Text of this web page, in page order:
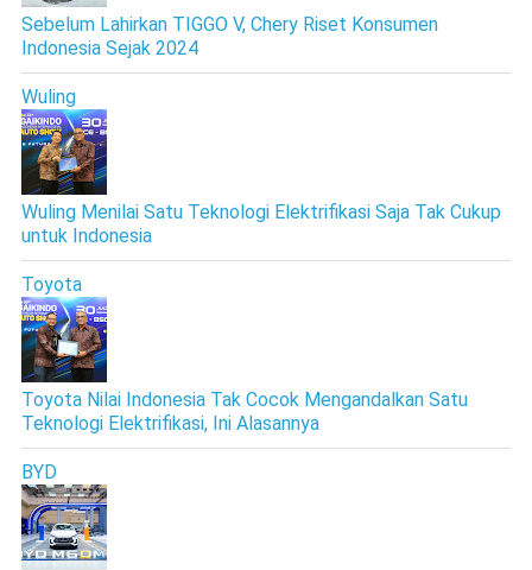
Sebelum Lahirkan TIGGO V, Chery Riset Konsumen
Indonesia Sejak 2024
Wuling
Wuling Menilai Satu Teknologi Elektrifikasi Saja Tak Cukup
untuk Indonesia
Toyota
Toyota Nilai Indonesia Tak Cocok Mengandalkan Satu
Teknologi Elektrifikasi, Ini Alasannya
BYD